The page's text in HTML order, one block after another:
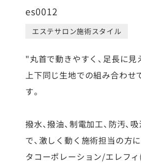
es0012
エステサロン施術スタイル
"丸首で動きやすく、足長に見
上下同じ生地での組み合わせ
す。
撥水、撥油、制電加工、防汚、
で、激しく動く施術担当の方
タコーポレーション/エレフ